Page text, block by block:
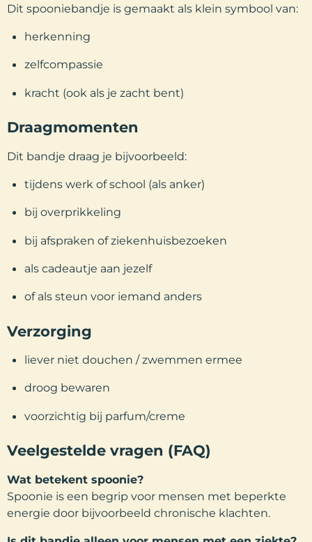
Dit spooniebandje is gemaakt als klein symbool van:
herkenning
zelfcompassie
kracht (ook als je zacht bent)
Draagmomenten
Dit bandje draag je bijvoorbeeld:
tijdens werk of school (als anker)
bij overprikkeling
bij afspraken of ziekenhuisbezoeken
als cadeautje aan jezelf
of als steun voor iemand anders
Verzorging
liever niet douchen / zwemmen ermee
droog bewaren
voorzichtig bij parfum/creme
Veelgestelde vragen (FAQ)
Wat betekent spoonie?
Spoonie is een begrip voor mensen met beperkte
energie door bijvoorbeeld chronische klachten.